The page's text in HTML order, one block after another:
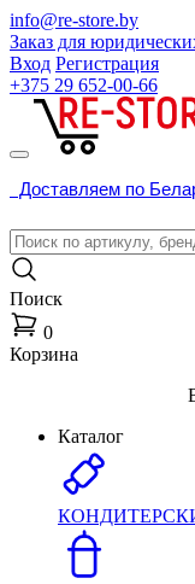
info@re-store.by
Заказ для
Вход Регистрация
+375 29 652-00-66
Доставляем по
Поиск
0
Корзина
Каталог